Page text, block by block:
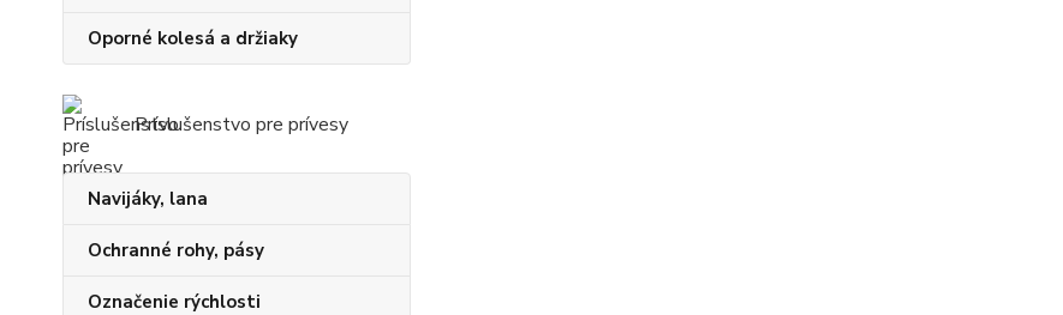
Oporné kolesá a držiaky
Príslušenstvo pre prívesy
Navijáky, lana
Ochranné rohy, pásy
Označenie rýchlosti